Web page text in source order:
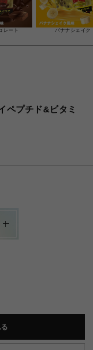
レート バナナシェイク
ペプチド&ビタミ